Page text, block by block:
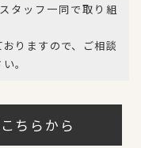
タッフ一同で取り組
りますので、ご相談
。
ちらから